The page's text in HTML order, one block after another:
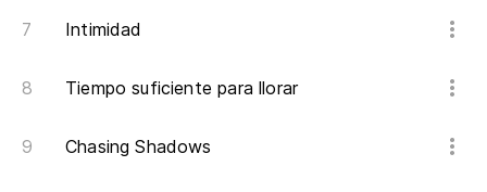
Intimidad
Tiempo suficiente para llorar
Chasing Shadows